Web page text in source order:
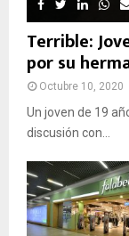
Terrible:
por su
Octubre 10, 2020
Un joven de 19
discusión con...